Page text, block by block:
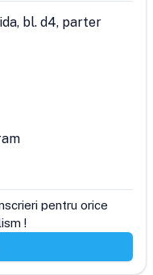
bl. d4, parter
pentru orice
!